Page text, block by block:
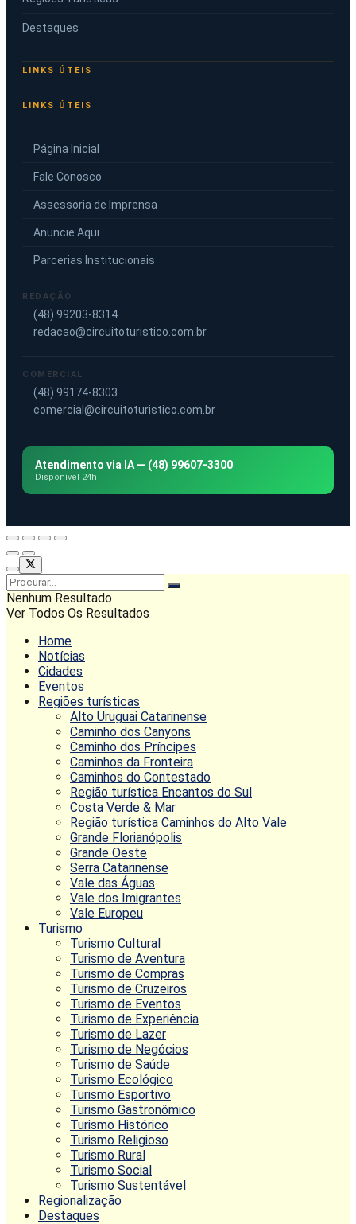
Destaques
LINKS ÚTEIS
Página Inicial
Fale Conosco
Assessoria de Imprensa
Anuncie Aqui
Parcerias Institucionais
REDAÇÃO
(48) 99203-8314
redacao@circuitoturistico.com.br
COMERCIAL
(48) 99174-8303
comercial@circuitoturistico.com.br
Atendimento via IA — (48) 99607-3300
Disponível 24h
Nenhum Resultado
Ver Todos Os Resultados
Home
Notícias
Cidades
Eventos
Regiões turísticas
Alto Uruguai Catarinense
Caminho dos Canyons
Caminho dos Príncipes
Caminhos da Fronteira
Caminhos do Contestado
Região turística Encantos do Sul
Costa Verde & Mar
Região turística Caminhos do Alto Vale
Grande Florianópolis
Grande Oeste
Serra Catarinense
Vale das Águas
Vale dos Imigrantes
Vale Europeu
Turismo
Turismo Cultural
Turismo de Aventura
Turismo de Compras
Turismo de Cruzeiros
Turismo de Eventos
Turismo de Experiência
Turismo de Lazer
Turismo de Negócios
Turismo de Saúde
Turismo Ecológico
Turismo Esportivo
Turismo Gastronômico
Turismo Histórico
Turismo Religioso
Turismo Rural
Turismo Social
Turismo Sustentável
Regionalização
Destaques